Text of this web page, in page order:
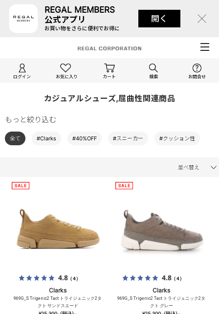
REGAL MEMBERS
公式アプリ
お買い物をさらに便利でお得に
開く
ログイン お気に入り カート 検索 お問合せ
カジュアルシューズ,屈曲性関連商品
もっと絞り込む
全て #Clarks #40%OFF #スニーカー #クッション性
並べ替え
4.8（4）
Clarks
969G_S Trigenic2 Tact トライジェニック2タ
クト サンドスエード
4.8（4）
Clarks
969G_S Trigenic2 Tact トライジェニック2タ
クト グレー